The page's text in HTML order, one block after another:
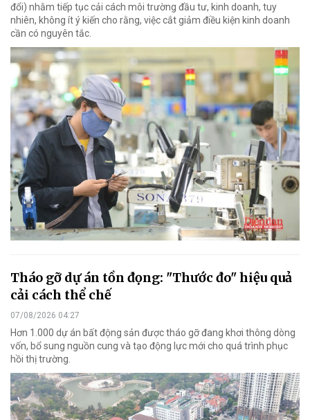
đổi) nhằm tiếp tục cải cách môi trường đầu tư, kinh doanh, tuy
nhiên, không ít ý kiến cho rằng, việc cắt giảm điều kiện kinh doanh
cần có nguyên tắc.
Tháo gỡ dự án tồn đọng: "Thước đo" hiệu quả
cải cách thể chế
07/08/2026 04:27
Hơn 1.000 dự án bất động sản được tháo gỡ đang khơi thông dòng
vốn, bổ sung nguồn cung và tạo động lực mới cho quá trình phục
hồi thị trường.